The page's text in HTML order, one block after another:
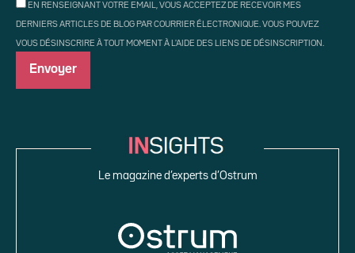
EN RENSEIGNANT VOTRE EMAIL, VOUS ACCEPTEZ DE RECEVOIR MES
DERNIERS ARTICLES DE BLOG PAR COURRIER ÉLECTRONIQUE. VOUS POUVEZ
VOUS DÉSINSCRIRE À TOUT MOMENT À L'AIDE DES LIENS DE DÉSINSCRIPTION.
Le magazine d’experts d’Ostrum